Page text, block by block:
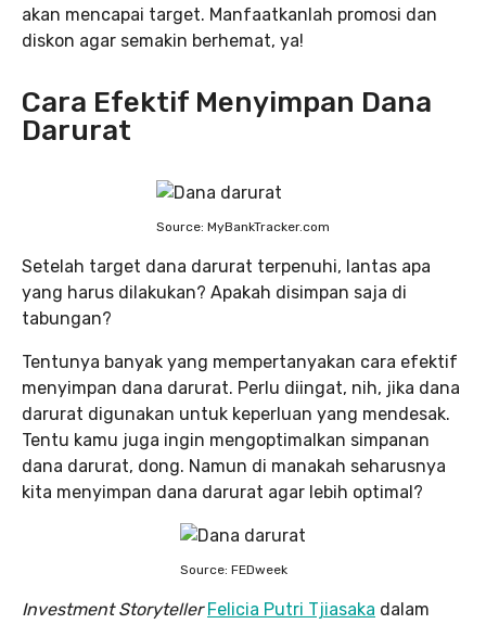
akan mencapai target. Manfaatkanlah promosi dan
diskon agar semakin berhemat, ya!
Cara Efektif Menyimpan Dana
Darurat
Source: MyBankTracker.com
Setelah target dana darurat terpenuhi, lantas apa
yang harus dilakukan? Apakah disimpan saja di
tabungan?
Tentunya banyak yang mempertanyakan cara efektif
menyimpan dana darurat. Perlu diingat, nih, jika dana
darurat digunakan untuk keperluan yang mendesak.
Tentu kamu juga ingin mengoptimalkan simpanan
dana darurat, dong. Namun di manakah seharusnya
kita menyimpan dana darurat agar lebih optimal?
Source: FEDweek
Investment Storyteller Felicia Putri Tjiasaka dalam